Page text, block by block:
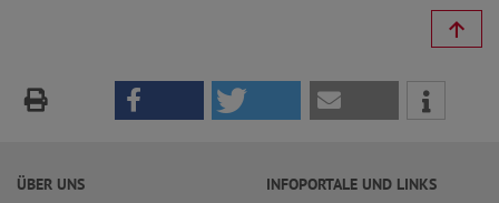
ÜBER UNS INFOPORTALE UND LINKS